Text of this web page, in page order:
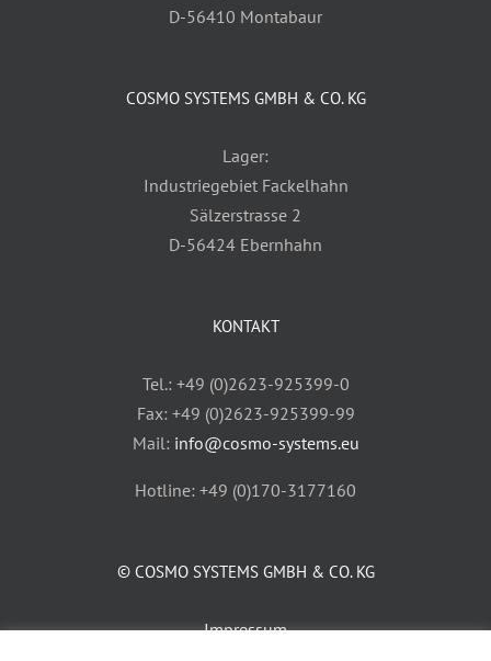
D-56410 Montabaur
COSMO SYSTEMS GMBH & CO. KG
Lager:
Industriegebiet Fackelhahn
Sälzerstrasse 2
D-56424 Ebernhahn
KONTAKT
Tel.: +49 (0)2623-925399-0
Fax: +49 (0)2623-925399-99
Mail: info@cosmo-systems.eu
Hotline: +49 (0)170-3177160
© COSMO SYSTEMS GMBH & CO. KG
Impressum